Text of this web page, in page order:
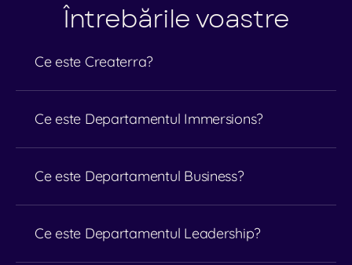
Întrebările voastre
Ce este Createrra?
Ce este Departamentul Immersions?
Ce este Departamentul Business?
Ce este Departamentul Leadership?